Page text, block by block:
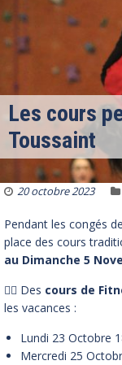
Les cours
Toussaint
20 octobre 2023
Pendant les congés
place des cours
au Dimanche 5
🏋️‍♂️ Des cours de
les vacances :
Lundi 23 Octobre
Mercredi 25